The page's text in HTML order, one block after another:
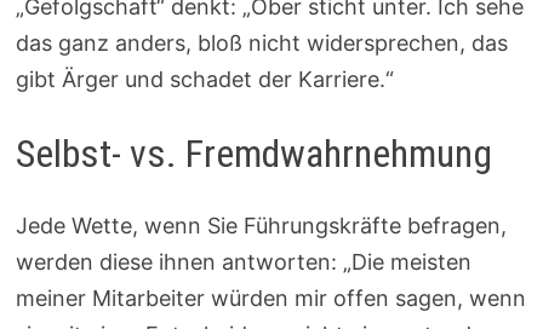
„Gefolgschaft“ denkt: „Ober sticht unter. Ich sehe
das ganz anders, bloß nicht widersprechen, das
gibt Ärger und schadet der Karriere.“
Selbst- vs. Fremdwahrnehmung
Jede Wette, wenn Sie Führungskräfte befragen,
werden diese ihnen antworten: „Die meisten
meiner Mitarbeiter würden mir offen sagen, wenn